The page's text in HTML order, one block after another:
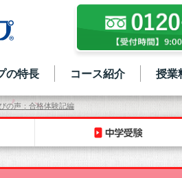
の特長 コース紹介 授業
の声：合格体験記編